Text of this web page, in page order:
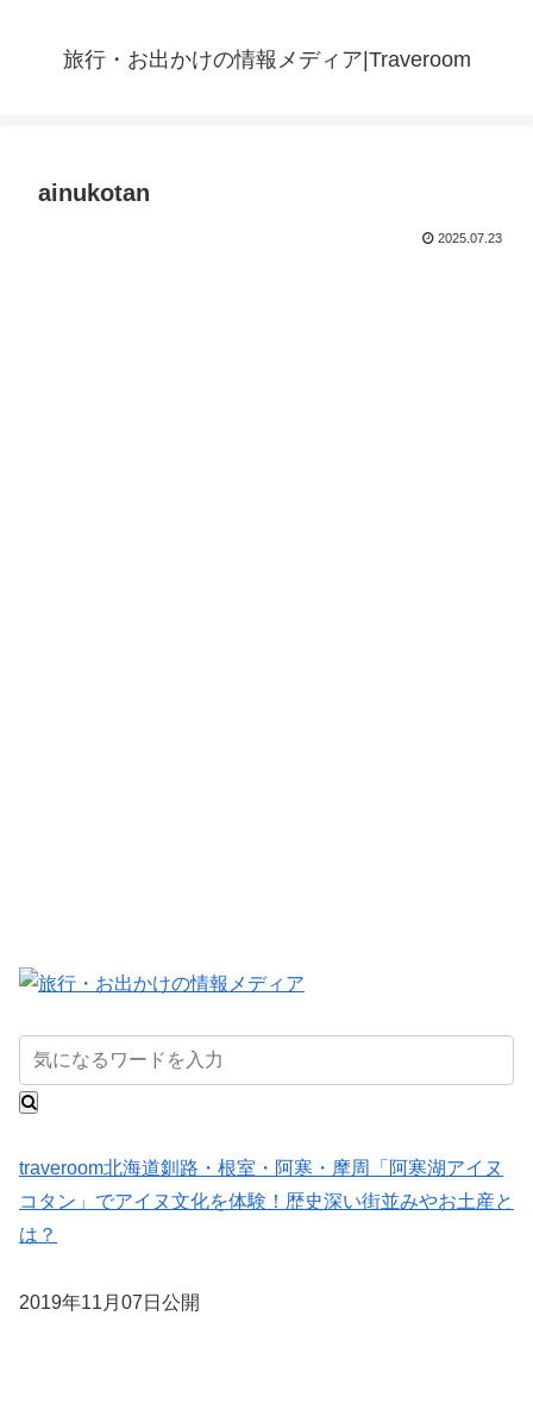
旅行・お出かけの情報メディア|Traveroom
ainukotan
2025.07.23
traveroom北海道釧路・根室・阿寒・摩周
「阿寒湖アイヌ
コタン」でアイヌ文化を体験！歴史深い街並みやお土産と
は？
2019年11月07日公開